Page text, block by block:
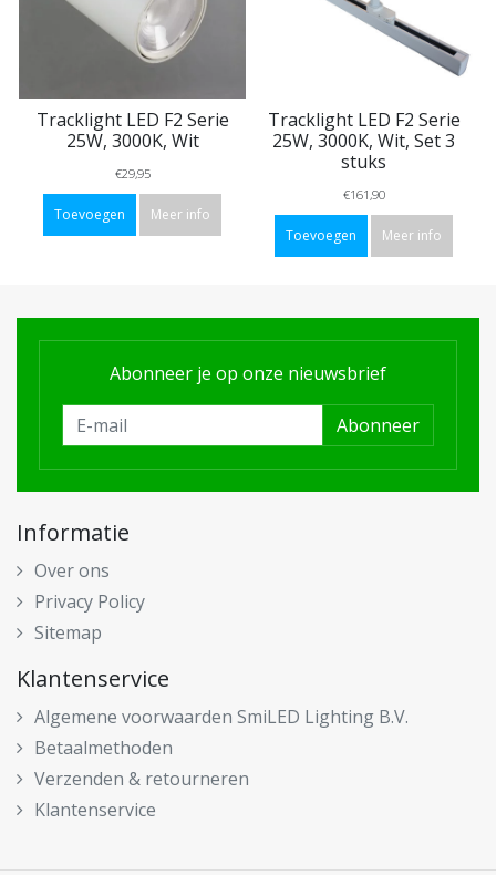
Tracklight LED F2 Serie
25W, 3000K, Wit
€29,95
Toevoegen Meer info
Tracklight LED F2 Serie
25W, 3000K, Wit, Set 3
stuks
€161,90
Toevoegen Meer info
Abonneer je op onze nieuwsbrief
Abonneer
Informatie
Over ons
Privacy Policy
Sitemap
Klantenservice
Algemene voorwaarden SmiLED Lighting B.V.
Betaalmethoden
Verzenden & retourneren
Klantenservice